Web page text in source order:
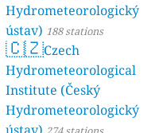
Hydrometeorologický
ústav) 188 stations
🇨🇿Czech
Hydrometeorological
Institute (Český
Hydrometeorologický